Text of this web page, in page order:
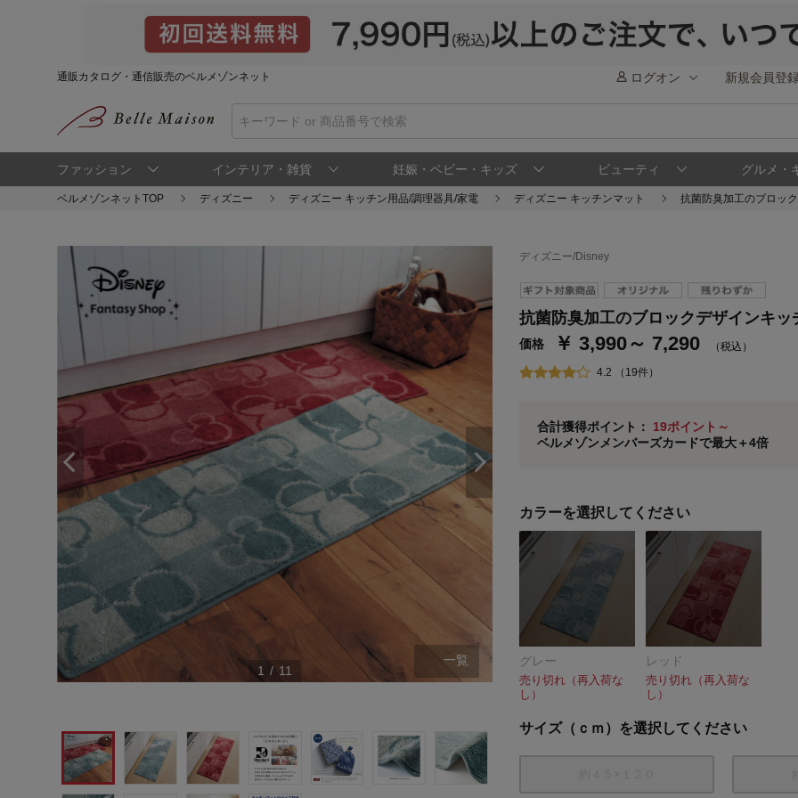
通販カタログ・通信販売のベルメゾンネット ログオン 新規会員登録
ファッション インテリア・雑貨 妊娠・ベビー・キッズ ビューティ グルメ・
ベルメゾンネットTOP ディズニー ディズニー キッチン用品/調理器具/家電 ディズニー キッチンマット 抗菌防臭加工のブロッ
1 / 11
一覧
ディズニー/Disney
抗菌防臭加工のブロックデザインキッ
価格 ￥ 3,990～ 7,290 （税込）
4.2 （19件）
合計獲得ポイント： 19ポイント～
ベルメゾンメンバーズカードで最大＋4倍
ステージが上がれば送料無料・返品引取無料！
さらにポイント還元最大16倍！
ベルメゾンご優待サービスについて
通常商品送料無料 返品引取無料（JCBのみ）
※メンバーズカードの加算ポイントはステージ倍率適
カラーを選択してください
グレー
売り切れ（再入荷な
し）
レッド
売り切れ（再入荷な
し）
サイズ（ｃｍ）を選択してください